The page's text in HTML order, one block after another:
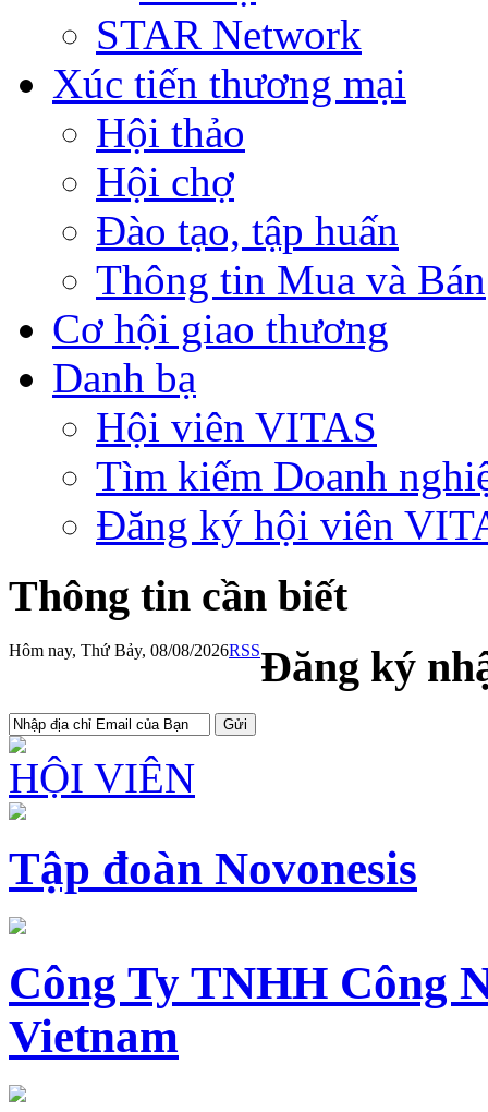
STAR Network
Xúc tiến thương mại
Hội thảo
Hội chợ
Đào tạo, tập huấn
Thông tin Mua và Bán
Cơ hội giao thương
Danh bạ
Hội viên VITAS
Tìm kiếm Doanh
Đăng ký hội viên
Thông tin cần biết
Hôm nay, Thứ Bảy, 08/08/2026RSSĐăng ký
HỘI VIÊN
Tập đoàn Novonesis
Công Ty TNHH Công
Vietnam